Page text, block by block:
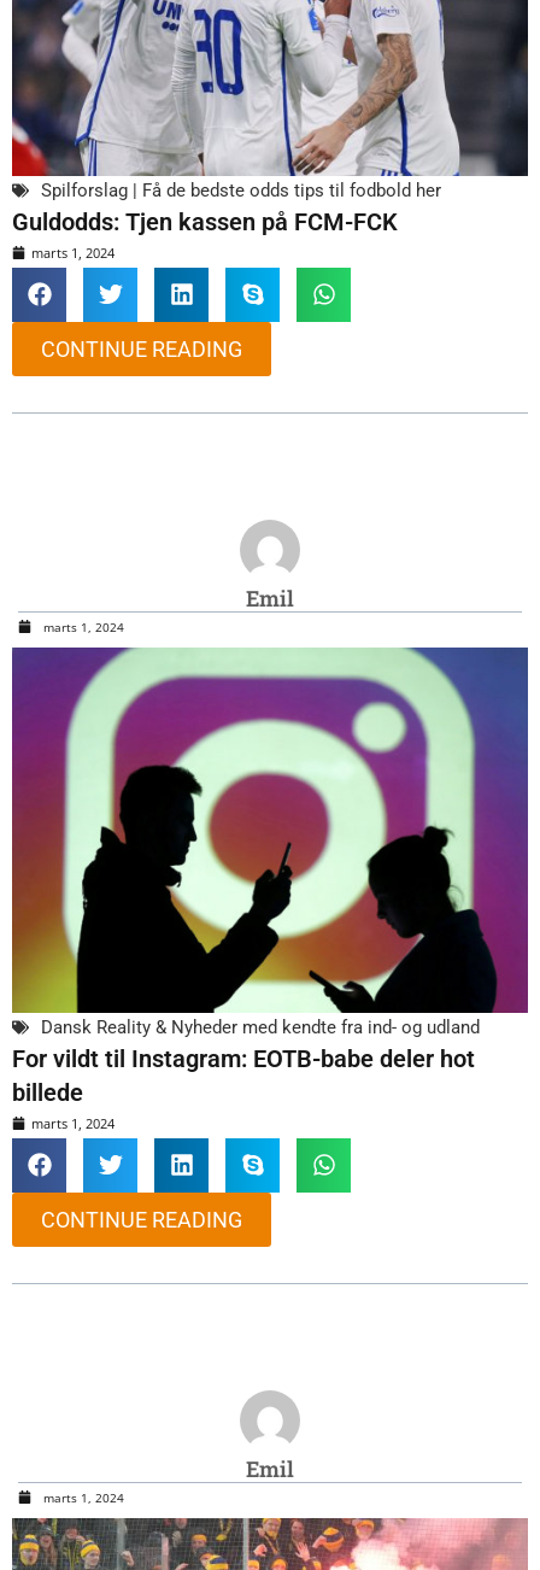
Spilforslag | Få de bedste odds tips til fodbold her
Guldodds: Tjen kassen på FCM-FCK
marts 1, 2024
CONTINUE READING
Emil
marts 1, 2024
Dansk Reality & Nyheder med kendte fra ind- og udland
For vildt til Instagram: EOTB-babe deler hot
billede
marts 1, 2024
CONTINUE READING
Emil
marts 1, 2024